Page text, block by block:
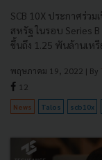
SCB 10X ประกาศร่ว
สหรัฐ ในรอบ Series
ขึ้นถึง 1.25 พันล้านเหรี
พฤษภาคม 19, 2022 | By
12
News Talos scb10x